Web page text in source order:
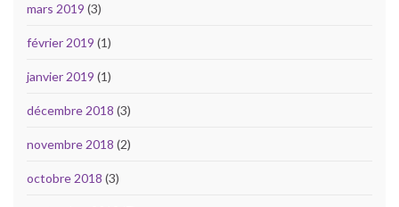
mars 2019 (3)
février 2019 (1)
janvier 2019 (1)
décembre 2018 (3)
novembre 2018 (2)
octobre 2018 (3)